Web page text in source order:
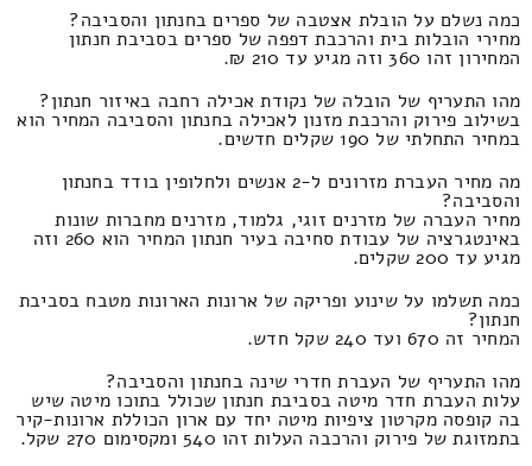
כמה נשלם על הובלת אצטבה של ספרים בחנתון והסביבה?
מחירי הובלות בית והרכבת דפפה של ספרים בסביבת חנתון
המחירון זהו 360 וזה מגיע עד 210 ₪.
מהו התעריף של הובלה של נקודת אכילה רחבה באיזור חנתון?
בשילוב פירוק והרכבת מזנון לאכילה בחנתון והסביבה המחיר הוא
במחיר התחלתי של 190 שקלים חדשים.
מה מחיר העברת מזרונים ל-2 אנשים ולחלופין בודד בחנתון
והסביבה?
מחיר העברה של מזרנים זוגי, גלמוד, מזרנים מחברות שונות
באינטגרציה של עבודת סחיבה בעיר חנתון המחיר הוא 260 וזה
מגיע עד 200 שקלים.
כמה תשלמו על שינוע ופריקה של ארונות הארונות מטבח בסביבת
חנתון?
המחיר זה 670 ועד 240 שקל חדש.
מהו התעריף של העברת חדרי שינה בחנתון והסביבה?
עלות העברת חדר מיטה בסביבת חנתון שכולל בתוכו מיטה שיש
בה קופסה מקרטון ציפיות מיטה יחד עם ארון הכוללת ארונות-קיר
בתמזוגת של פירוק והרכבה העלות זהו 540 ומקסימום 270 שקל.